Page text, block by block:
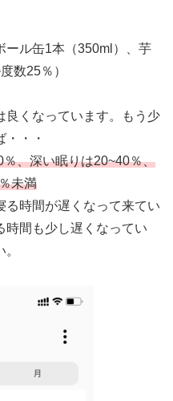
ール缶1本（350ml）、芋
数25％）
良くなっています。もう少
・・・
、深い眠りは20~40％、
未満
る時間が遅くなって来てい
時間も少し遅くなってい